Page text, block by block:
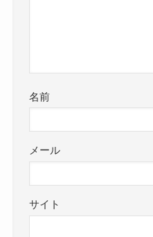
名前
メール
サイト